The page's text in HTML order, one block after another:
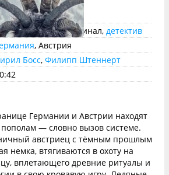
8КП:7.8
,драма, криминал, детектив
, Австрия
Босс, Филипп Штеннерт
Германии и Австрии находят
— словно вызов системе.
австриец с тёмным прошлым
немка, втягиваются в охоту на
вплетающего древние ритуалы и